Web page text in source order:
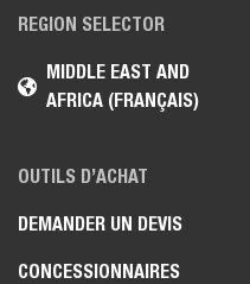
REGION SELECTOR
MIDDLE EAST AND
AFRICA (FRANÇAIS)
OUTILS D’ACHAT
DEMANDER UN DEVIS
CONCESSIONNAIRES